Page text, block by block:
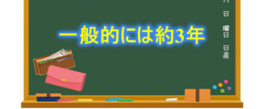
第6章 パワースポット
おすすめ金運パワースポット10選